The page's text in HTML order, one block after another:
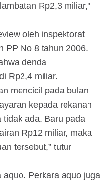
Rp2,3 miliar,"
oleh inspektorat
PP No 8 tahun 2006.
denda
Rp2,4 miliar.
mencicil pada bulan
kepada rekanan
tidak ada. Baru pada
Rp12 miliar, maka
tersebut,” tutur
aquo. Perkara aquo juga